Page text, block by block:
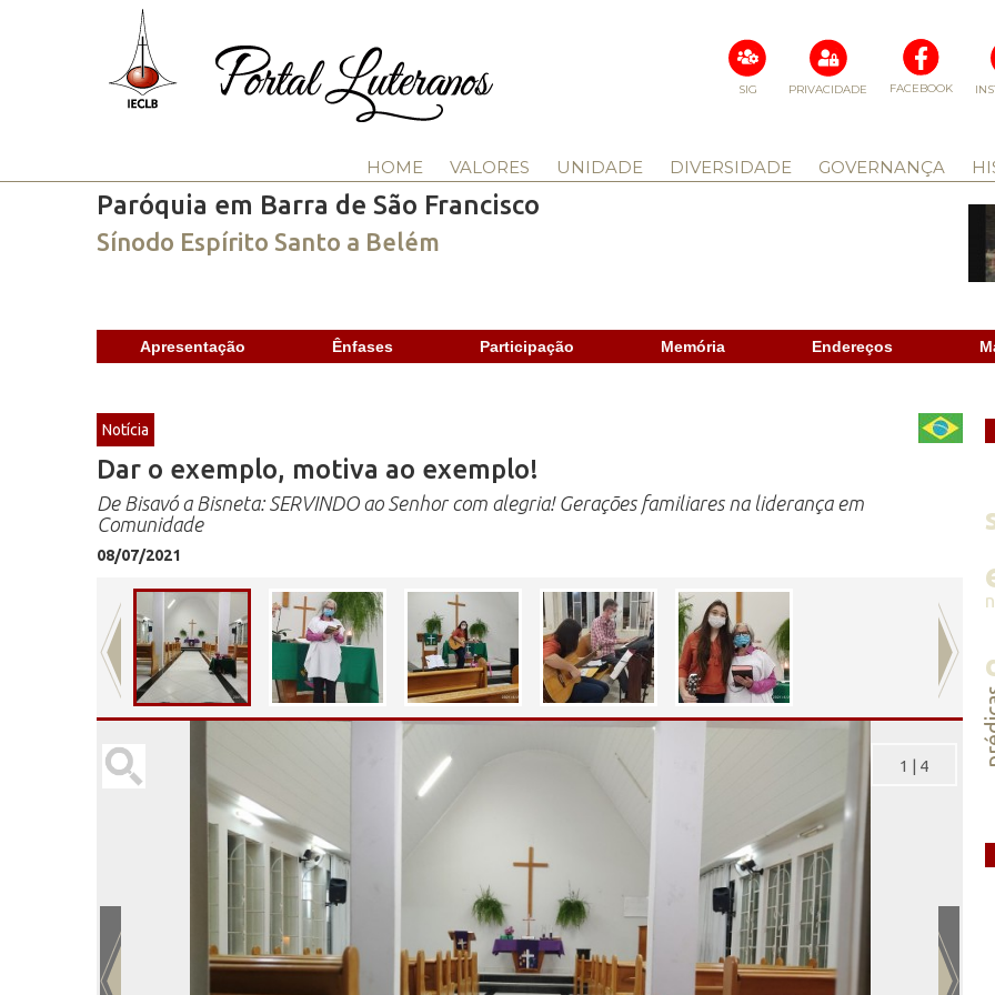
FACEBOOK
PRIVACIDADE
SIG
HOME VALORES UNIDADE DIVERSIDADE GOVERNANÇA
Paróquia em Barra de São Francisco
Sínodo Espírito Santo a Belém
Apresentação Ênfases Participação Memória Endereços
Notícia
Dar o exemplo, motiva ao exemplo!
De Bisavó a Bisneta: SERVINDO ao Senhor com alegria! Gerações familiares na liderança em
Comunidade
08/07/2021
1 4